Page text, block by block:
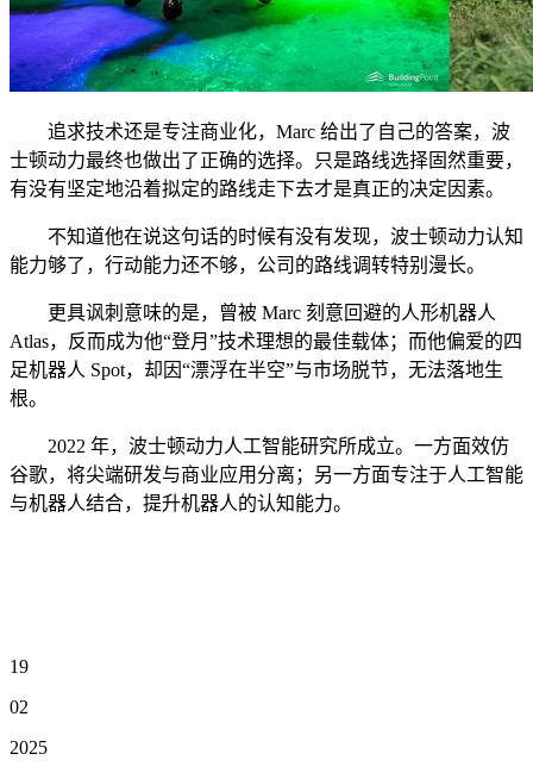
追求技术还是专注商业化，Marc 给出了自己的答案，波
士顿动力最终也做出了正确的选择。只是路线选择固然重要，
有没有坚定地沿着拟定的路线走下去才是真正的决定因素。
不知道他在说这句话的时候有没有发现，波士顿动力认知
能力够了，行动能力还不够，公司的路线调转特别漫长。
更具讽刺意味的是，曾被 Marc 刻意回避的人形机器人
Atlas，反而成为他“登月”技术理想的最佳载体；而他偏爱的四
足机器人 Spot，却因“漂浮在半空”与市场脱节，无法落地生
根。
2022 年，波士顿动力人工智能研究所成立。一方面效仿
谷歌，将尖端研发与商业应用分离；另一方面专注于人工智能
与机器人结合，提升机器人的认知能力。
19
02
2025